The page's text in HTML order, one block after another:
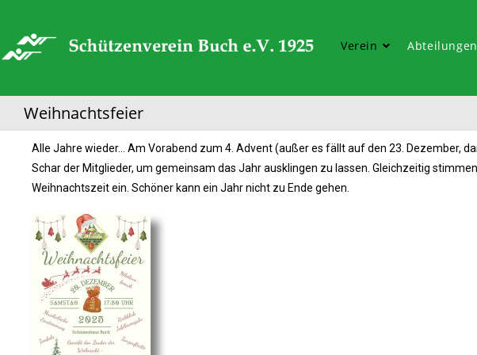
Verein Abteilungen
Weihnachtsfeier
Alle Jahre wieder… Am Vorabend zum 4. Advent (außer es fällt auf den 23. Dezember,
Schar der Mitglieder, um gemeinsam das Jahr ausklingen zu lassen. Gleichzeitig
Weihnachtszeit ein. Schöner kann ein Jahr nicht zu Ende gehen.